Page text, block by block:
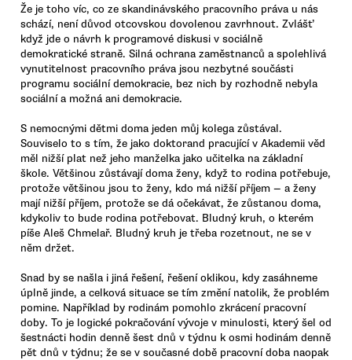
Že je toho víc, co ze skandinávského pracovního práva u nás
schází, není důvod otcovskou dovolenou zavrhnout. Zvlášť
když jde o návrh k programové diskusi v sociálně
demokratické straně. Silná ochrana zaměstnanců a spolehlivá
vynutitelnost pracovního práva jsou nezbytné součásti
programu sociální demokracie, bez nich by rozhodně nebyla
sociální a možná ani demokracie.
S nemocnými dětmi doma jeden můj kolega zůstával.
Souviselo to s tím, že jako doktorand pracující v Akademii věd
měl nižší plat než jeho manželka jako učitelka na základní
škole. Většinou zůstávají doma ženy, když to rodina potřebuje,
protože většinou jsou to ženy, kdo má nižší příjem — a ženy
mají nižší příjem, protože se dá očekávat, že zůstanou doma,
kdykoliv to bude rodina potřebovat. Bludný kruh, o kterém
píše Aleš Chmelař. Bludný kruh je třeba rozetnout, ne se v
něm držet.
Snad by se našla i jiná řešení, řešení oklikou, kdy zasáhneme
úplně jinde, a celková situace se tím změní natolik, že problém
pomine. Například by rodinám pomohlo zkrácení pracovní
doby. To je logické pokračování vývoje v minulosti, který šel od
šestnácti hodin denně šest dnů v týdnu k osmi hodinám denně
pět dnů v týdnu; že se v současné době pracovní doba naopak